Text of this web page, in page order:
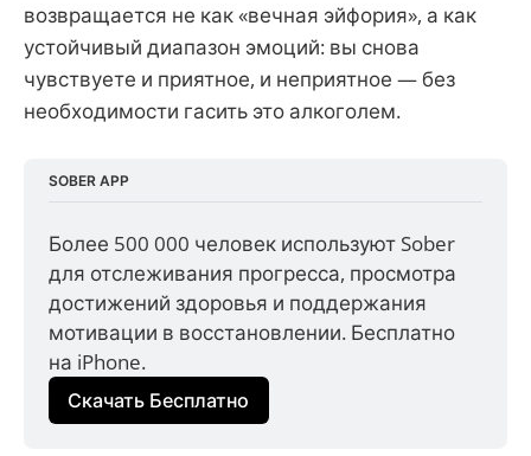
возвращается не как «вечная эйфория», а как
устойчивый диапазон эмоций: вы снова
чувствуете и приятное, и неприятное — без
необходимости гасить это алкоголем.
SOBER APP
Более 500 000 человек используют Sober
для отслеживания прогресса, просмотра
достижений здоровья и поддержания
мотивации в восстановлении. Бесплатно
на iPhone.
Скачать Бесплатно